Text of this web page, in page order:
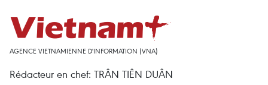
AGENCE VIETNAMIENNE D'INFORMATION (VNA)
Rédacteur en chef: TRÂN TIÊN DUÂN